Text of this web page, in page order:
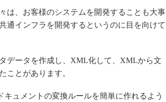
は、お客様のシステムを開発することも大事
通インフラを開発するというのに目を向けて
データを作成し、XML化して、XMLから文
ことがあります。
ュメントの変換ルールを簡単に作れるよう